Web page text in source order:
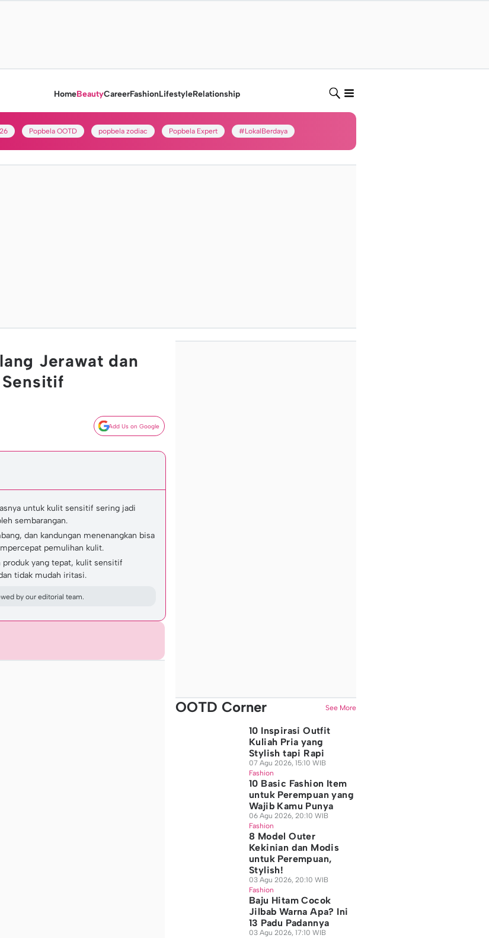
HomeBeautyCareerFashionLifestyleRelationship
Popbela OOTD popbela zodiac Popbela Expert #LokalBerdaya
Jerawat dan
Add Us on Google
untuk kulit sensitif sering jadi
sembarangan.
dan kandungan menenangkan bisa
pemulihan kulit.
produk yang tepat, kulit sensitif
tidak mudah iritasi.
by our editorial team.
OOTD Corner See More
10 Inspirasi Outfit
Kuliah Pria yang
Stylish tapi Rapi
07 Agu 2026, 15:10 WIB
Fashion
10 Basic Fashion Item
untuk Perempuan yang
Wajib Kamu Punya
06 Agu 2026, 20:10 WIB
Fashion
8 Model Outer
Kekinian dan Modis
untuk Perempuan,
Stylish!
03 Agu 2026, 20:10 WIB
Fashion
Baju Hitam Cocok
Jilbab Warna Apa? Ini
13 Padu Padannya
03 Agu 2026, 17:10 WIB